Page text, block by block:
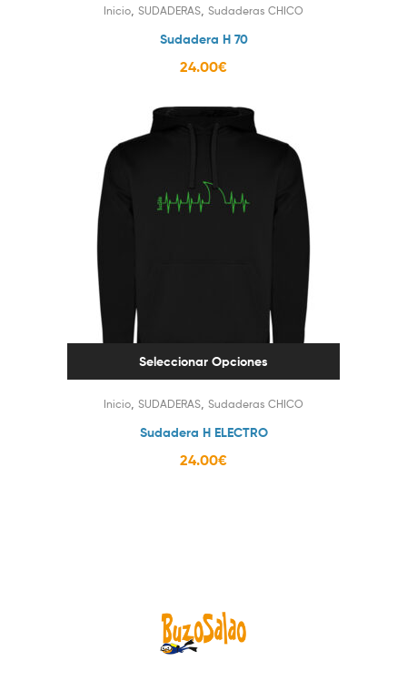
Inicio SUDADERAS Sudaderas CHICO
Sudadera H 70
24.00€
Seleccionar Opciones
Inicio SUDADERAS Sudaderas CHICO
Sudadera H ELECTRO
24.00€